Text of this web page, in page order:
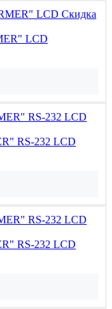
Скидка
LCD
RS-232 LCD
RS-232 LCD